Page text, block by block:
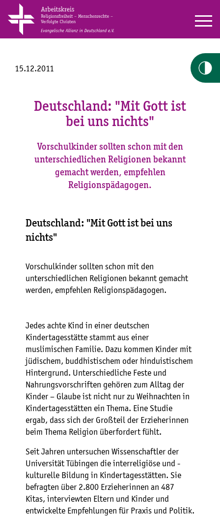
15.12.2011
Deutschland: "Mit Gott ist
bei uns nichts"
Vorschulkinder sollten schon mit den
unterschiedlichen Religionen bekannt
gemacht werden, empfehlen
Religionspädagogen.
Deutschland: "Mit Gott ist bei uns
nichts"
Vorschulkinder sollten schon mit den
unterschiedlichen Religionen bekannt gemacht
werden, empfehlen Religionspädagogen.
Jedes achte Kind in einer deutschen
Kindertagesstätte stammt aus einer
muslimischen Familie. Dazu kommen Kinder mit
jüdischem, buddhistischem oder hinduistischem
Hintergrund. Unterschiedliche Feste und
Nahrungsvorschriften gehören zum Alltag der
Kinder – Glaube ist nicht nur zu Weihnachten in
Kindertagesstätten ein Thema. Eine Studie
ergab, dass sich der Großteil der Erzieherinnen
beim Thema Religion überfordert fühlt.
Seit Jahren untersuchen Wissenschaftler der
Universität Tübingen die interreligiöse und -
kulturelle Bildung in Kindertagesstätten. Sie
befragten über 2.800 Erzieherinnen an 487
Kitas, interviewten Eltern und Kinder und
entwickelte Empfehlungen für Praxis und Politik.